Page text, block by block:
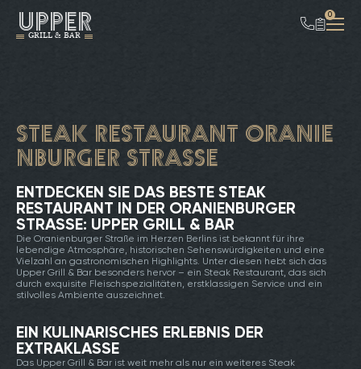
UPPER
GRILL & BAR
0
Steak Restaurant Oranie
nburger Straße
ENTDECKEN SIE DAS BESTE STEAK
RESTAURANT IN DER ORANIENBURGER
STRASSE: UPPER GRILL & BAR
Die Oranienburger Straße im Herzen Berlins ist bekannt für ihre
lebendige Atmosphäre, historischen Sehenswürdigkeiten und eine
Vielzahl an gastronomischen Highlights. Unter diesen hebt sich das
Upper Grill & Bar besonders hervor – ein Steak Restaurant, das sich
durch exquisite Fleischspezialitäten, erstklassigen Service und ein
stilvolles Ambiente auszeichnet.
EIN KULINARISCHES ERLEBNIS DER
EXTRAKLASSE
Das Upper Grill & Bar ist weit mehr als nur ein weiteres Steak